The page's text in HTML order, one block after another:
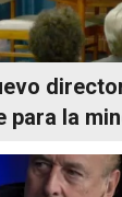
para la